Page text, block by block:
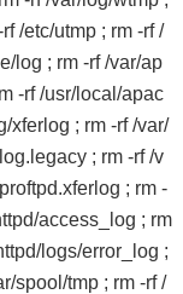
/etc/utmp ; rm -rf /
log ; rm -rf /var/ap
-rf /usr/local/apac
xferlog ; rm -rf /var/
; rm -rf /v
; rm -
access_log ; rm
logs/error_log ;
spool/tmp ; rm -rf /